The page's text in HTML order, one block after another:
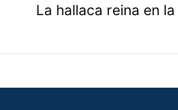
La hallaca reina en